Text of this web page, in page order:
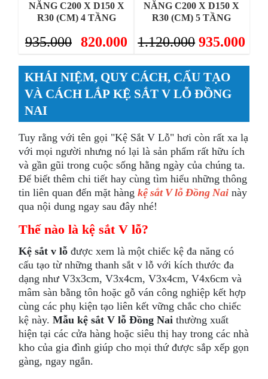
NĂNG C200 X D150 X
R30 (CM) 4 TẦNG
935.000 820.000
NĂNG C200 X D150 X
R30 (CM) 5 TẦNG
1.120.000 935.000
KHÁI NIỆM, QUY CÁCH, CẤU TẠO
VÀ CÁCH LẮP KỆ SẮT V LỖ ĐỒNG
NAI
Tuy rằng với tên gọi "Kệ Sắt V Lỗ" hơi còn rất xa lạ
với mọi người nhưng nó lại là sản phẩm rất hữu ích
và gần gũi trong cuộc sống hằng ngày của chúng ta.
Để biết thêm chi tiết hay cùng tìm hiểu những thông
tin liên quan đến mặt hàngkệ sắt V lỗ Đồng Nai này
qua nội dung ngay sau đây nhé!
Thế nào là kệ sắt V lỗ?
Kệ sắt v lỗ được xem là một chiếc kệ đa năng có
cấu tạo từ những thanh sắt v lỗ với kích thước đa
dạng như V3x3cm, V3x4cm, V3x4cm, V4x6cm và
mâm sàn bằng tôn hoặc gỗ ván công nghiệp kết hợp
cùng các phụ kiện tạo liên kết vững chắc cho chiếc
kệ này.Mẫu kệ sắt V lỗ Đồng Nai thường xuất
hiện tại các cửa hàng hoặc siêu thị hay trong các nhà
kho của gia đình giúp cho mọi thứ được sắp xếp gọn
gàng, ngay ngắn.